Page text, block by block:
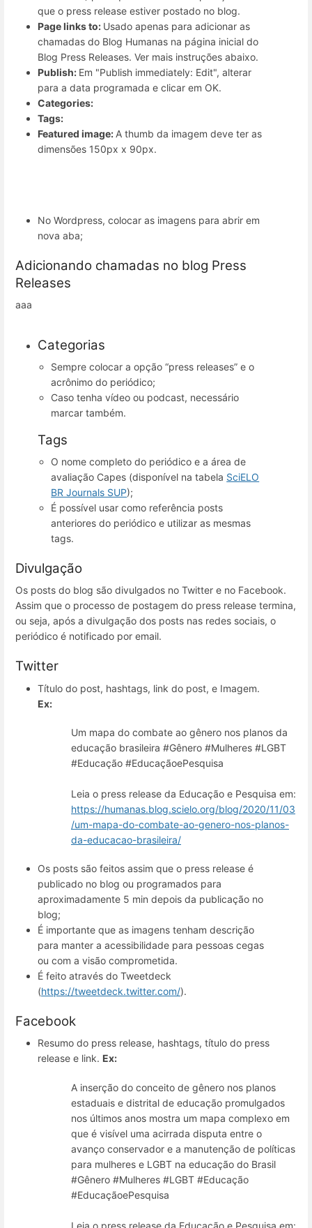
que o press release estiver postado no blog.
Page links to: Usado apenas para adicionar as
chamadas do Blog Humanas na página inicial do
Blog Press Releases. Ver mais instruções abaixo.
Publish: Em "Publish immediately: Edit", alterar
para a data programada e clicar em OK.
Categories:
Tags:
Featured image: A thumb da imagem deve ter as
dimensões 150px x 90px.
No Wordpress, colocar as imagens para abrir em
nova aba;
Adicionando chamadas no blog Press
Releases
aaa
Categorias
Sempre colocar a opção “press releases” e o
acrônimo do periódico;
Caso tenha vídeo ou podcast, necessário
marcar também.
Tags
O nome completo do periódico e a área de
avaliação Capes (disponível na tabela SciELO
BR Journals SUP);
É possível usar como referência posts
anteriores do periódico e utilizar as mesmas
tags.
Divulgação
Os posts do blog são divulgados no Twitter e no Facebook.
Assim que o processo de postagem do press release termina,
ou seja, após a divulgação dos posts nas redes sociais, o
periódico é notificado por email.
Twitter
Título do post, hashtags, link do post, e Imagem.
Ex:
Um mapa do combate ao gênero nos planos da
educação brasileira #Gênero #Mulheres #LGBT
#Educação #EducaçãoePesquisa
Leia o press release da Educação e Pesquisa em:
https://humanas.blog.scielo.org/blog/2020/11/03
/um-mapa-do-combate-ao-genero-nos-planos-
da-educacao-brasileira/
Os posts são feitos assim que o press release é
publicado no blog ou programados para
aproximadamente 5 min depois da publicação no
blog;
É importante que as imagens tenham descrição
para manter a acessibilidade para pessoas cegas
ou com a visão comprometida.
É feito através do Tweetdeck
(https://tweetdeck.twitter.com/).
Facebook
Resumo do press release, hashtags, título do press
release e link. Ex:
A inserção do conceito de gênero nos planos
estaduais e distrital de educação promulgados
nos últimos anos mostra um mapa complexo em
que é visível uma acirrada disputa entre o
avanço conservador e a manutenção de políticas
para mulheres e LGBT na educação do Brasil
#Gênero #Mulheres #LGBT #Educação
#EducaçãoePesquisa
Leia o press release da Educação e Pesquisa em: